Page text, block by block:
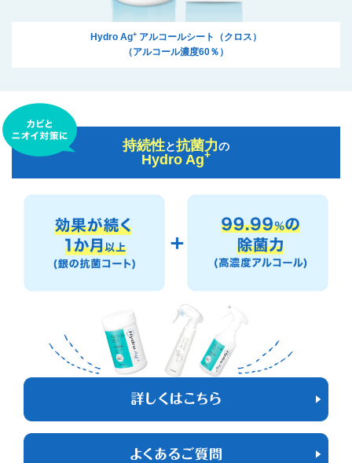
Hydro Ag+ アルコールシート（クロス）
（アルコール濃度60％）
持続性と抗菌力の
Hydro Ag+